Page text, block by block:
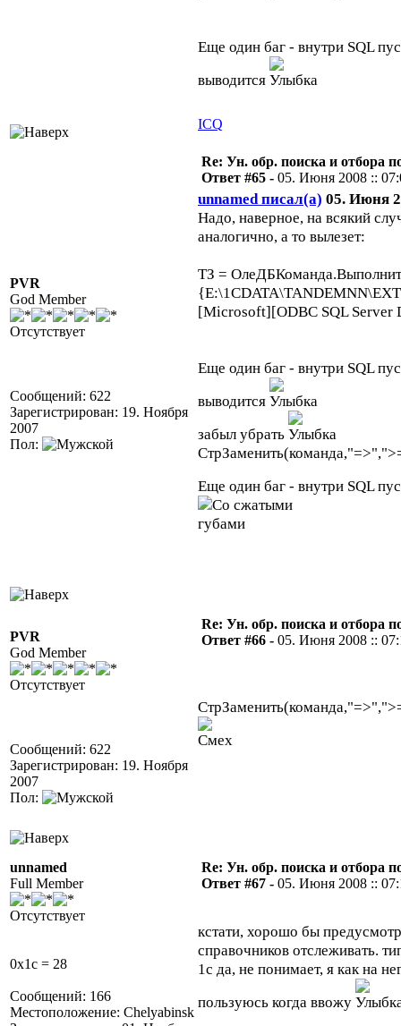
Еще один баг - внутри SQL
выводится
ICQ
PVR
God Member
Отсутствует
Сообщений: 622
Зарегистрирован: 19. Ноября
2007
Пол:
Re: Ун. обр. поиска и отбора
Ответ #65 - 05. Июня 2008 ::
unnamed писал(а) 05. Июня
Надо, наверное, на всякий
аналогично, а то вылезет:
ТЗ =
[Microsoft][ODBC SQL Server
Еще один баг - внутри SQL
выводится
забыл убрать
Еще один баг - внутри SQL
PVR
God Member
Отсутствует
Сообщений: 622
Зарегистрирован: 19. Ноября
2007
Пол:
Re: Ун. обр. поиска и отбора
Ответ #66 - 05. Июня 2008 ::
unnamed
Full Member
Отсутствует
0x1c = 28
Сообщений: 166
Местоположение: Chelyabinsk
Re: Ун. обр. поиска и отбора
Ответ #67 - 05. Июня 2008 ::
кстати, хорошо бы
справочников отслеживать.
1с да, не понимает, я как на
пользуюсь когда ввожу